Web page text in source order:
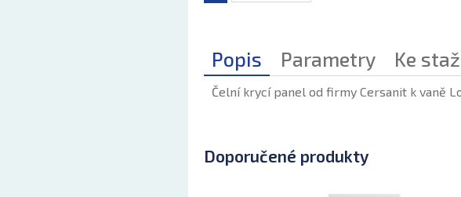
Popis Parametry Ke
Čelní krycí panel od firmy Cersanit k vaně
Doporučené produkty